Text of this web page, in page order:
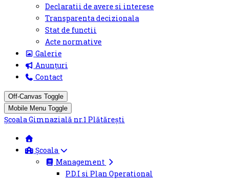
Declaratii de avere si interese
Transparenta decizionala
Stat de functii
Acte normative
Galerie
Anunțuri
Contact
Off-Canvas Toggle
Mobile Menu Toggle
Şcoala Gimnazială nr.1 Plătărești
Școala
Management
P.D.I si Plan Operational